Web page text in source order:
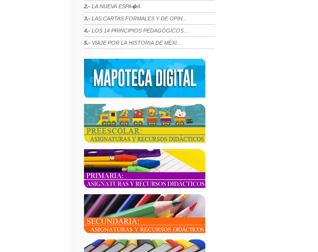
2.- LA NUEVA ESPA�A
3.- LAS CARTAS FORMALES Y DE OPIN...
4.- LOS 14 PRINCIPIOS PEDAGÓGICOS...
5.- VIAJE POR LA HISTORIA DE MÉXI...